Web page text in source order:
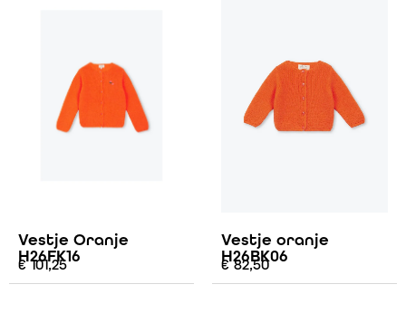
Vestje Oranje
H26FK16
€101,25
Vestje oranje
H26BK06
€82,50